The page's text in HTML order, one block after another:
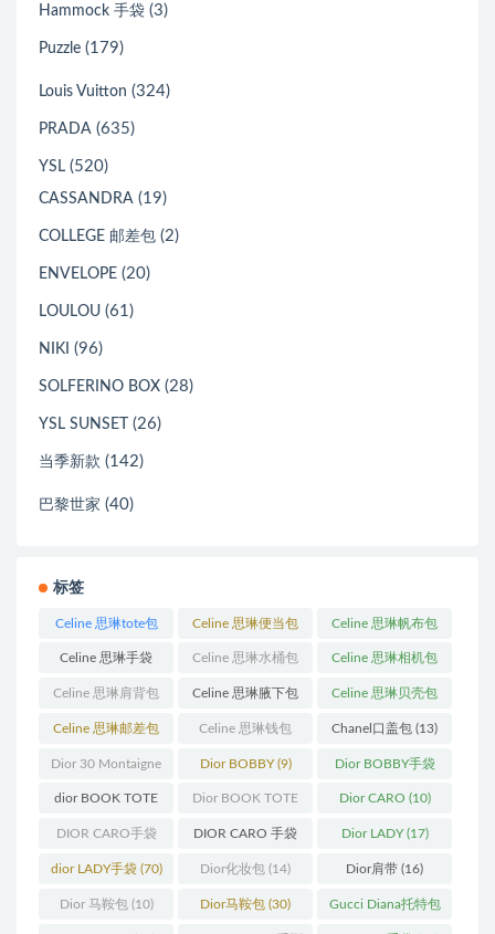
Hammock 手袋 (3)
Puzzle (179)
Louis Vuitton (324)
PRADA (635)
YSL (520)
CASSANDRA (19)
COLLEGE 邮差包 (2)
ENVELOPE (20)
LOULOU (61)
NIKI (96)
SOLFERINO BOX (28)
YSL SUNSET (26)
当季新款 (142)
巴黎世家 (40)
标签
Celine 思琳tote包
(23)
Celine 思琳便当包
(14)
Celine 思琳帆布包
(18)
Celine 思琳手袋
(250)
Celine 思琳水桶包
(55)
Celine 思琳相机包
(11)
Celine 思琳肩背包
(12)
Celine 思琳腋下包
(10)
Celine 思琳贝壳包
(12)
Celine 思琳邮差包
(13)
Celine 思琳钱包
(10)
Chanel口盖包 (13)
Dior 30 Montaigne
蒙田(31)
Dior BOBBY(9) Dior BOBBY手袋
(26)
dior BOOK TOTE
(12)
Dior BOOK TOTE
手袋(163)
Dior CARO (10)
DIOR CARO手袋
(11)
DIOR CARO 手袋
(31)
Dior LADY(17)
dior LADY手袋(70) Dior化妆包 (14) Dior肩带 (16)
Dior 马鞍包(10) Dior马鞍包 (30) Gucci Diana托特包